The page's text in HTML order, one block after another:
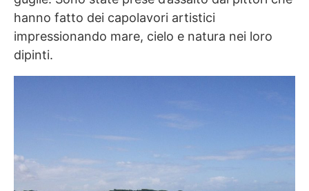
hanno fatto dei capolavori artistici
impressionando mare, cielo e natura nei loro
dipinti.